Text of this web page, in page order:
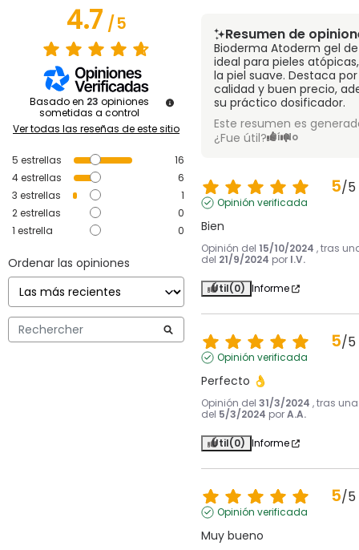
4.7/5
Basado en 23 opiniones
sometidas a control
Ver todas las reseñas de este sitio
5 estrellas
16
4estrellas
6
3 estrellas
1
2estrellas
0
1 estrella 0
Ordenar las opiniones
Resumen de
Bioderma Atoderm gel
ideal para pieles
la piel suave. Destaca
calidad y buen precio,
su práctico dosificador.
Este resumen es
¿Fue útil? Sí No
5/5
Opinión verificada
Bien
Opinión del 15/10/2024 , tras
del 21/9/2024 por I.V.
Útil(0) Informe
5/5
Opinión verificada
Perfecto 👌
Opinión del 31/3/2024 , tras
del 5/3/2024 porA.A.
Útil(0) Informe
5/5
Opinión verificada
Muy bueno